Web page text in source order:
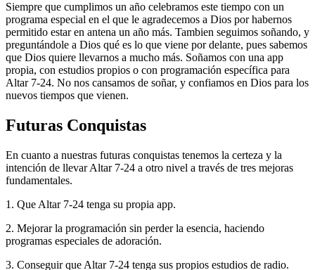
Siempre que cumplimos un año celebramos este tiempo con un
programa especial en el que le agradecemos a Dios por habernos
permitido estar en antena un año más. Tambien seguimos soñando, y
preguntándole a Dios qué es lo que viene por delante, pues sabemos
que Dios quiere llevarnos a mucho más. Soñamos con una app
propia, con estudios propios o con programación específica para
Altar 7-24. No nos cansamos de soñar, y confiamos en Dios para los
nuevos tiempos que vienen.
Futuras Conquistas
En cuanto a nuestras futuras conquistas tenemos la certeza y la
intención de llevar Altar 7-24 a otro nivel a través de tres mejoras
fundamentales.
1. Que Altar 7-24 tenga su propia app.
2. Mejorar la programación sin perder la esencia, haciendo
programas especiales de adoración.
3. Conseguir que Altar 7-24 tenga sus propios estudios de radio.